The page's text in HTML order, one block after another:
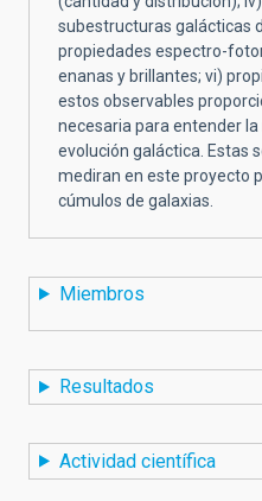
subestructuras galácticas
propiedades espectro-
enanas y brillantes; vi)
estos observables
necesaria para entender
evolución galáctica. Estas
mediran en este proyecto
cúmulos de galaxias.
Miembros
Resultados
Actividad científica